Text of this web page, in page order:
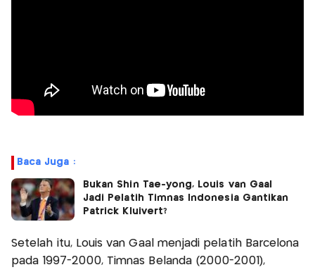
Baca Juga :
Bukan Shin Tae-yong, Louis van Gaal
Jadi Pelatih Timnas Indonesia Gantikan
Patrick Kluivert?
Setelah itu, Louis van Gaal menjadi pelatih Barcelona
pada 1997-2000, Timnas Belanda (2000-2001),